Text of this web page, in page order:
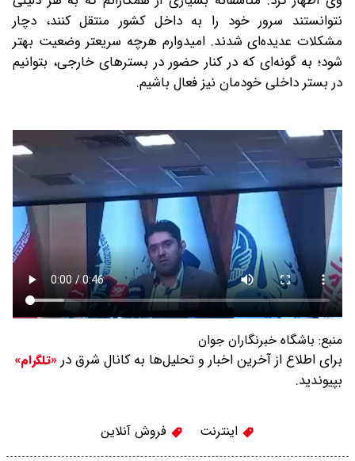
نتوانستند سرور خود را به داخل کشور منتقل کنند، دچار
مشکلات عدیده‌ای شدند. امیدوارم هرچه سریعتر وضعیت بهتر
شود؛ به گونه‌ای که در کنار حضور در بسترهای خارجی، بتوانیم
در بستر داخلی خودمان نیز فعال باشیم.
منبع: باشگاه خبرنگاران جوان
برای اطلاع از آخرین اخبار و تحلیل‌ها به کانال شرق در «تلگرام»
بپیوندید.
اینترنت فروش آنلاین